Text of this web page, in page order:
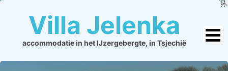
Villa Jelenka
accommodatie in het IJzergebergte, in Tsjechië